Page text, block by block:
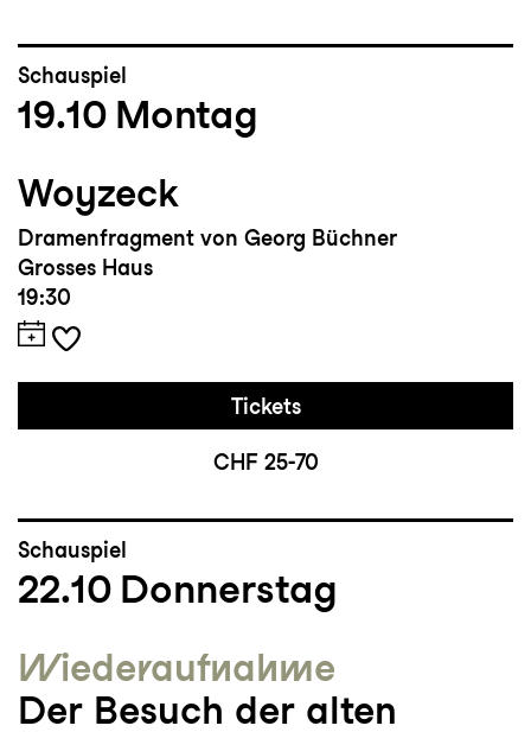
Schauspiel
19.10 Montag
Woyzeck
Dramenfragment von Georg Büchner
Grosses Haus
19:30
Tickets
CHF 25-70
Schauspiel
22.10 Donnerstag
Wieder­aufnahme
Der Besuch der alten